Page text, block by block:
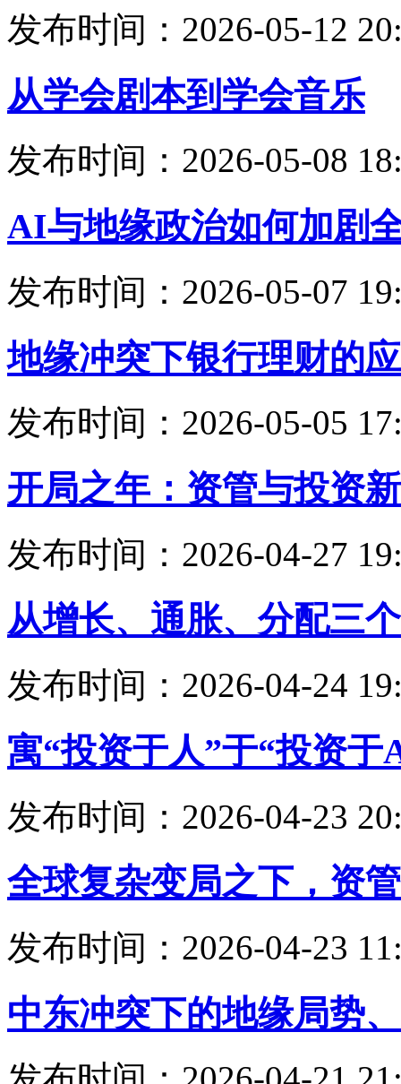
发布时间：2026-05-12
从学会剧本到学会音乐
发布时间：2026-05-08
AI与地缘政治如何加剧
发布时间：2026-05-07
地缘冲突下银行理财的
发布时间：2026-05-05
开局之年：资管与投资
发布时间：2026-04-27
从增长、通胀、分配三
发布时间：2026-04-24
寓“投资于人”于“投资于
发布时间：2026-04-23
全球复杂变局之下，资
发布时间：2026-04-23
中东冲突下的地缘局势